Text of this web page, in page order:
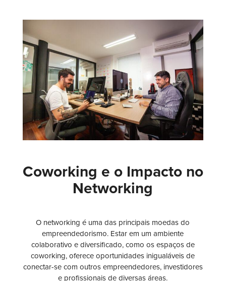
Coworking e o Impacto no
Networking
O networking é uma das principais moedas do
empreendedorismo. Estar em um ambiente
colaborativo e diversificado, como os espaços de
coworking, oferece oportunidades inigualáveis de
conectar-se com outros empreendedores, investidores
e profissionais de diversas áreas.